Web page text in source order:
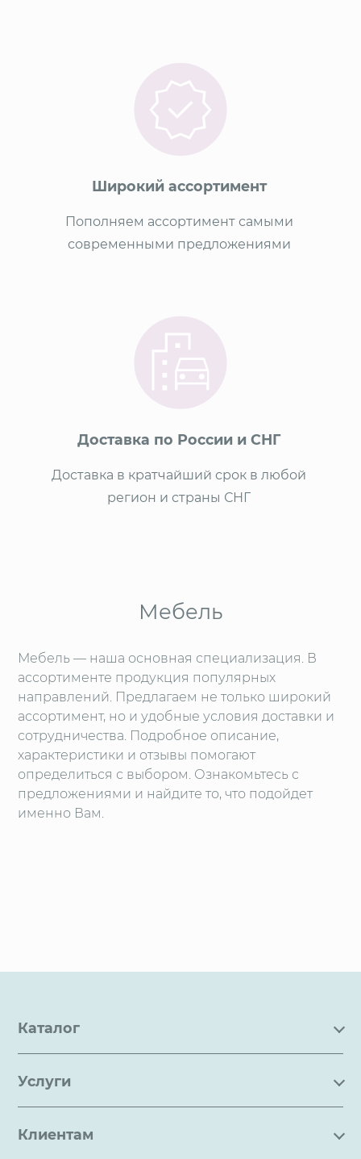
Широкий ассортимент
Пополняем ассортимент самыми
современными предложениями
Доставка по России и СНГ
Доставка в кратчайший срок в любой
регион и страны СНГ
Мебель
Мебель — наша основная специализация. В
ассортименте продукция популярных
направлений. Предлагаем не только широкий
ассортимент, но и удобные условия доставки и
сотрудничества. Подробное описание,
характеристики и отзывы помогают
определиться с выбором. Ознакомьтесь с
предложениями и найдите то, что подойдет
именно Вам.
Каталог
Каталог
Услуги
Услуги
Производство на заказ
Ремонт
Клиентам